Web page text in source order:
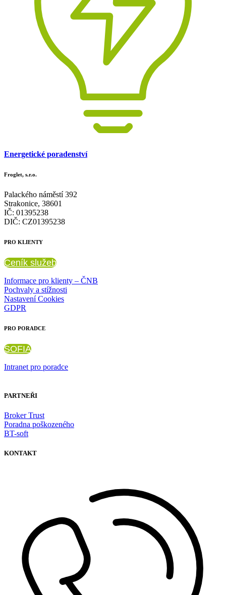
Energetické poradenství
Froglet, s.r.o.
Palackého náměstí 392
Strakonice, 38601
IČ: 01395238
DIČ: CZ01395238
PRO KLIENTY
Ceník služeb
Informace pro klienty – ČNB
Pochvaly a stížnosti
Nastavení Cookies
GDPR
PRO PORADCE
SOFIA
Intranet pro poradce
PARTNEŘI
Broker Trust
Poradna poškozeného
BT-soft
KONTAKT